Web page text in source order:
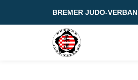
Skip
BREMER JUDO-